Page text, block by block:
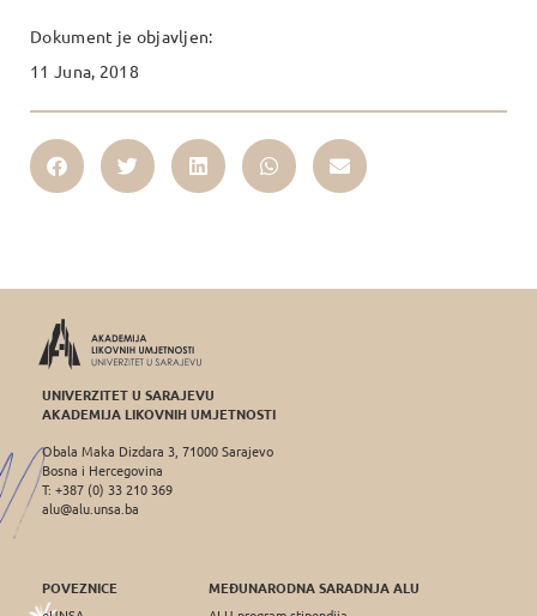
Dokument je objavljen:
11 Juna, 2018
UNIVERZITET U SARAJEVU
AKADEMIJA LIKOVNIH UMJETNOSTI
Obala Maka Dizdara 3, 71000 Sarajevo
Bosna i Hercegovina
T: +387 (0) 33 210 369
alu@alu.unsa.ba
POVEZNICE
MEĐUNARODNA SARADNJA ALU